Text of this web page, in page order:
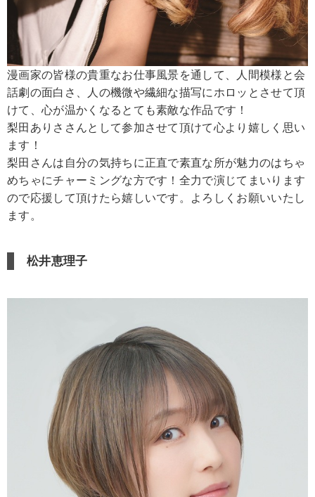
漫画家の皆様の貴重なお仕事風景を通して、人間模様と会
話劇の面白さ、人の機微や繊細な描写にホロッとさせて頂
けて、心が温かくなるとても素敵な作品です！
梨田ありささんとして参加させて頂けて心より嬉しく思い
ます！
梨田さんは自分の気持ちに正直で素直な所が魅力のはちゃ
めちゃにチャーミングな方です！全力で演じてまいります
ので応援して頂けたら嬉しいです。よろしくお願いいたし
ます。
松井恵理子